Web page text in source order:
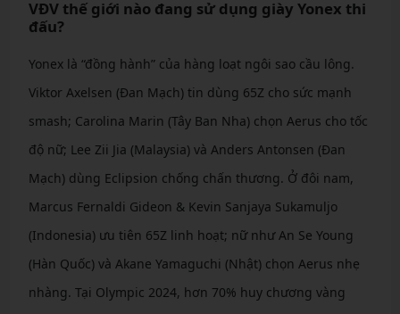
VĐV thế giới nào đang sử dụng giày Yonex thi
đấu?
Yonex là “đồng hành” của hàng loạt ngôi sao cầu lông.
Viktor Axelsen (Đan Mạch) tin dùng 65Z cho sức mạnh
smash; Carolina Marin (Tây Ban Nha) chọn Aerus cho tốc
độ nữ; Lee Zii Jia (Malaysia) và Anders Antonsen (Đan
Mạch) dùng Eclipsion chống chấn thương. Ở đôi nam,
Marcus Fernaldi Gideon & Kevin Sanjaya Sukamuljo
(Indonesia) ưu tiên 65Z linh hoạt; nữ như An Se Young
(Hàn Quốc) và Akane Yamaguchi (Nhật) chọn Aerus nhẹ
nhàng. Tại Olympic 2024, hơn 70% huy chương vàng